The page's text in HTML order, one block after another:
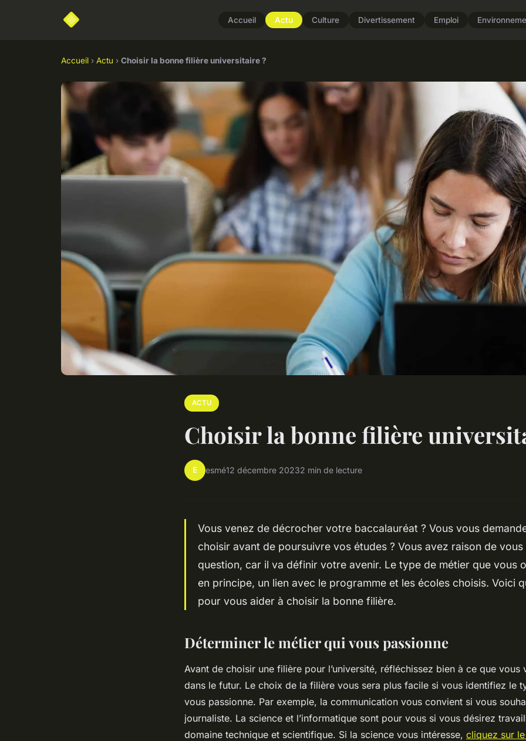
Accueil Actu Culture Divertissement Emploi
Accueil › Actu › Choisir la bonne filière universitaire ?
ACTU
Choisir la bonne filière
E esmé12 décembre 20232 min de lecture
Vous venez de décrocher votre baccalauréat ? Vous vous
choisir avant de poursuivre vos études ? Vous avez raison de vous
question, car il va définir votre avenir. Le type de métier que vous
en principe, un lien avec le programme et les écoles choisis. Voici
pour vous aider à choisir la bonne filière.
Déterminer le métier qui vous passionne
Avant de choisir une filière pour l’université, réfléchissez bien à ce que vous
dans le futur. Le choix de la filière vous sera plus facile si vous identifiez le
vous passionne. Par exemple, la communication vous convient si vous
journaliste. La science et l’informatique sont pour vous si vous désirez
domaine technique et scientifique. Si la science vous intéresse, cliquez sur